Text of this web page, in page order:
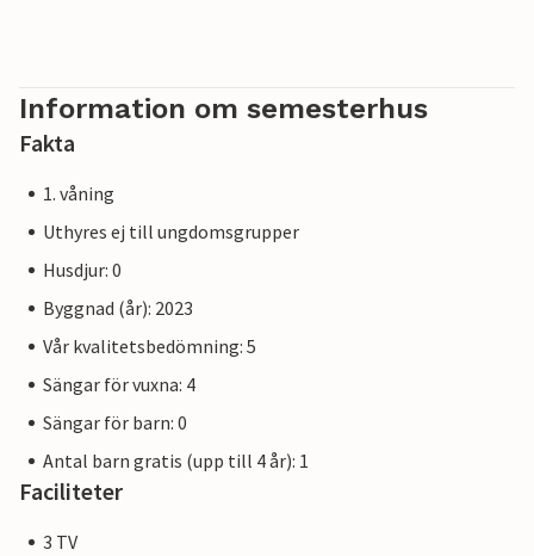
Information om semesterhus
Fakta
1. våning
Uthyres ej till ungdomsgrupper
Husdjur: 0
Byggnad (år): 2023
Vår kvalitetsbedömning: 5
Sängar för vuxna: 4
Sängar för barn: 0
Antal barn gratis (upp till 4 år): 1
Faciliteter
3 TV